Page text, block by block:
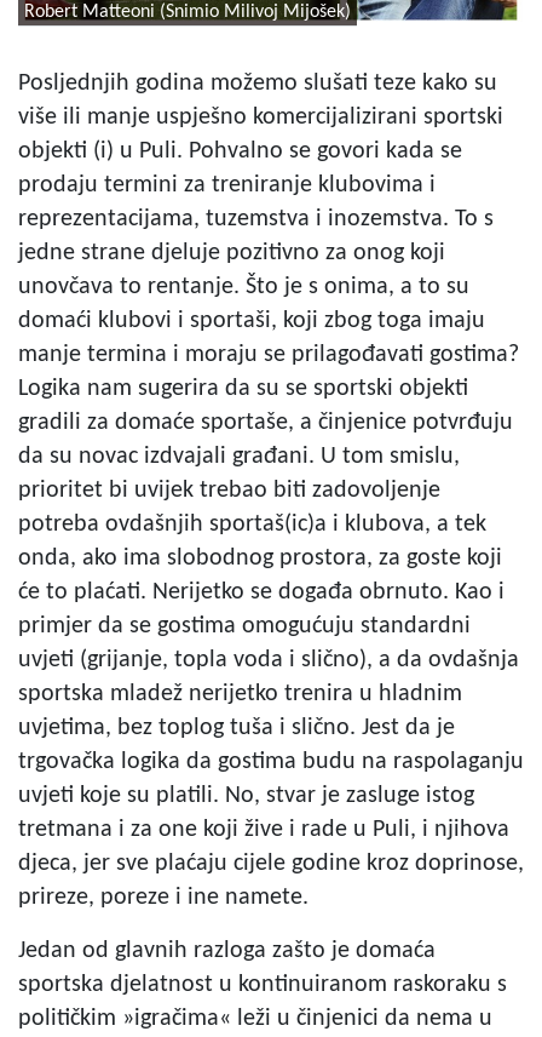
Robert Matteoni (Snimio Milivoj Mijošek)
Posljednjih godina možemo slušati teze kako su
više ili manje uspješno komercijalizirani sportski
objekti (i) u Puli. Pohvalno se govori kada se
prodaju termini za treniranje klubovima i
reprezentacijama, tuzemstva i inozemstva. To s
jedne strane djeluje pozitivno za onog koji
unovčava to rentanje. Što je s onima, a to su
domaći klubovi i sportaši, koji zbog toga imaju
manje termina i moraju se prilagođavati gostima?
Logika nam sugerira da su se sportski objekti
gradili za domaće sportaše, a činjenice potvrđuju
da su novac izdvajali građani. U tom smislu,
prioritet bi uvijek trebao biti zadovoljenje
potreba ovdašnjih sportaš(ic)a i klubova, a tek
onda, ako ima slobodnog prostora, za goste koji
će to plaćati. Nerijetko se događa obrnuto. Kao i
primjer da se gostima omogućuju standardni
uvjeti (grijanje, topla voda i slično), a da ovdašnja
sportska mladež nerijetko trenira u hladnim
uvjetima, bez toplog tuša i slično. Jest da je
trgovačka logika da gostima budu na raspolaganju
uvjeti koje su platili. No, stvar je zasluge istog
tretmana i za one koji žive i rade u Puli, i njihova
djeca, jer sve plaćaju cijele godine kroz doprinose,
prireze, poreze i ine namete.
Jedan od glavnih razloga zašto je domaća
sportska djelatnost u kontinuiranom raskoraku s
političkim »igračima« leži u činjenici da nema u